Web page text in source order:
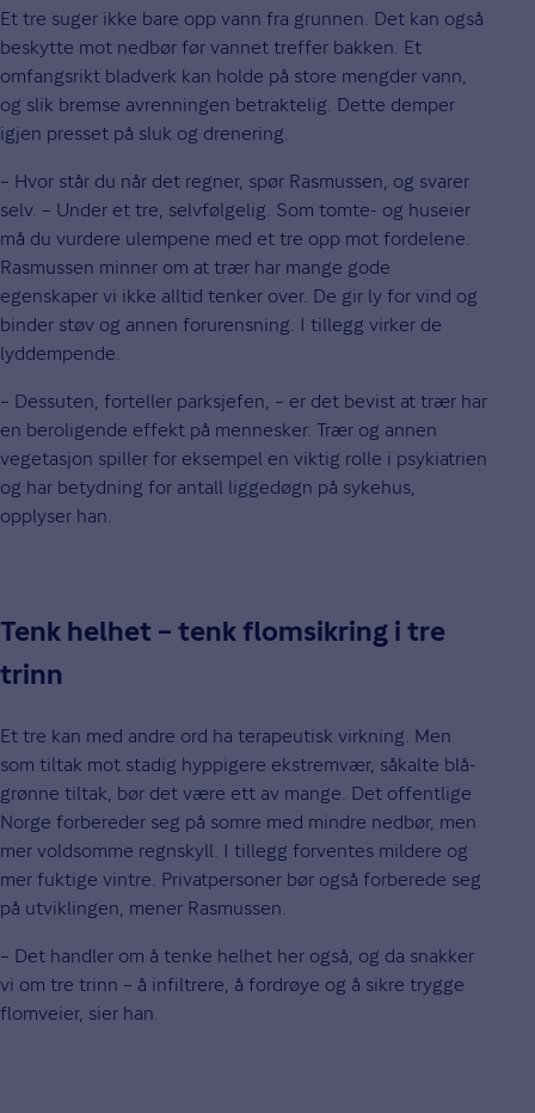
Et tre suger ikke bare opp vann fra grunnen. Det kan også
beskytte mot nedbør før vannet treffer bakken. Et
omfangsrikt bladverk kan holde på store mengder vann,
og slik bremse avrenningen betraktelig. Dette demper
igjen presset på sluk og drenering.
– Hvor står du når det regner, spør Rasmussen, og svarer
selv. – Under et tre, selvfølgelig. Som tomte- og huseier
må du vurdere ulempene med et tre opp mot fordelene.
Rasmussen minner om at trær har mange gode
egenskaper vi ikke alltid tenker over. De gir ly for vind og
binder støv og annen forurensning. I tillegg virker de
lyddempende.
– Dessuten, forteller parksjefen, – er det bevist at trær har
en beroligende effekt på mennesker. Trær og annen
vegetasjon spiller for eksempel en viktig rolle i psykiatrien
og har betydning for antall liggedøgn på sykehus,
opplyser han.
Tenk helhet – tenk flomsikring i tre
trinn
Et tre kan med andre ord ha terapeutisk virkning. Men
som tiltak mot stadig hyppigere ekstremvær, såkalte blå-
grønne tiltak, bør det være ett av mange. Det offentlige
Norge forbereder seg på somre med mindre nedbør, men
mer voldsomme regnskyll. I tillegg forventes mildere og
mer fuktige vintre. Privatpersoner bør også forberede seg
på utviklingen, mener Rasmussen.
– Det handler om å tenke helhet her også, og da snakker
vi om tre trinn – å infiltrere, å fordrøye og å sikre trygge
flomveier, sier han.